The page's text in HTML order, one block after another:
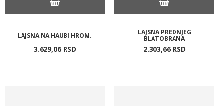
LAJSNA NA HAUBI HROM.
3.629,06 RSD
LAJSNA PREDNJEG
BLATOBRANA
2.303,66 RSD